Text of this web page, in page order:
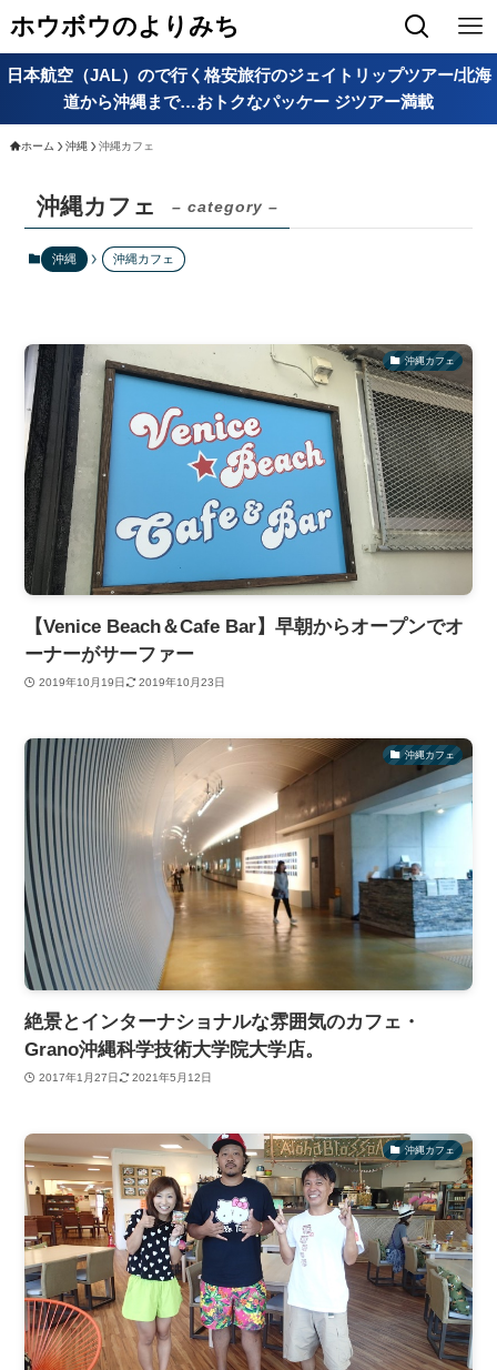
ホウボウのよりみち
日本航空（JAL）ので行く格安旅行のジェイトリップツアー/北海
道から沖縄まで…おトクなパッケー ジツアー満載
ホーム 沖縄 沖縄カフェ
沖縄カフェ – category –
沖縄 沖縄カフェ
沖縄カフェ
【Venice Beach＆Cafe Bar】早朝からオープンでオ
ーナーがサーファー
2019年10月19日 2019年10月23日
沖縄カフェ
絶景とインターナショナルな雰囲気のカフェ・
Grano沖縄科学技術大学院大学店。
2017年1月27日 2021年5月12日
沖縄カフェ